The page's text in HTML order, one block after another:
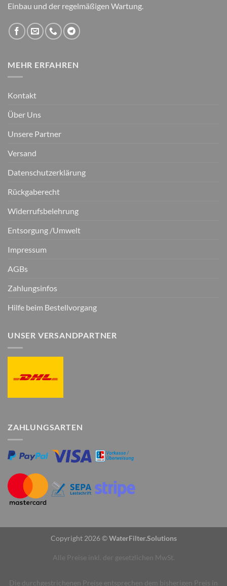
Einbau und der regelmäßigen Wartung.
MEHR ERFAHREN
Kontakt
Über Uns
Unsere Partner
Versand
Datenschutzerklärung
Rückgaberecht
Widerrufsbelehrung
Entsorgung /Umwelt
Impressum
AGBs
Zahlungsinfos
Hilfe beim Bestellvorgang
UNSER VERSANDPARTNER
ZAHLUNGSARTEN
Copyright 2026 ©WaterFilter.Solutions
Alle Preise inkl. der gesetzlichen MwSt.
Die durchgestrichenen Preise entsprechen dem bisherigen Preis in